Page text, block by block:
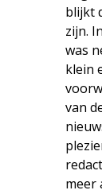
blijkt
zijn.
was
klein
van
meer